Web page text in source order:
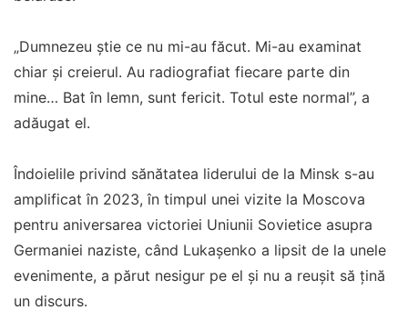
„Dumnezeu ştie ce nu mi-au făcut. Mi-au examinat
chiar şi creierul. Au radiografiat fiecare parte din
mine… Bat în lemn, sunt fericit. Totul este normal”, a
adăugat el.
Îndoielile privind sănătatea liderului de la Minsk s-au
amplificat în 2023, în timpul unei vizite la Moscova
pentru aniversarea victoriei Uniunii Sovietice asupra
Germaniei naziste, când Lukaşenko a lipsit de la unele
evenimente, a părut nesigur pe el şi nu a reuşit să ţină
un discurs.